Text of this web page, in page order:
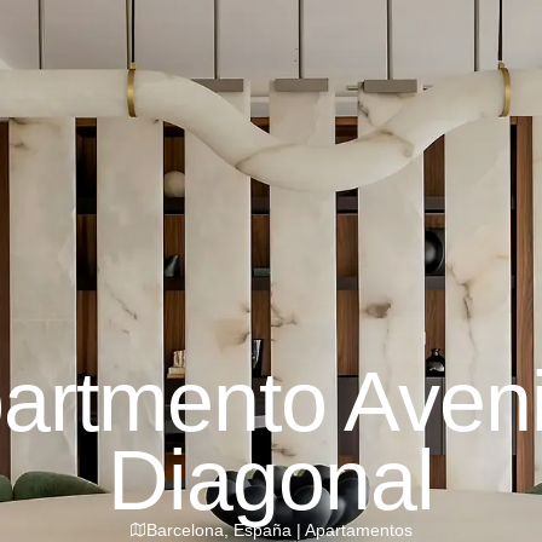
Diagonal
Barcelona,España | Apartamentos